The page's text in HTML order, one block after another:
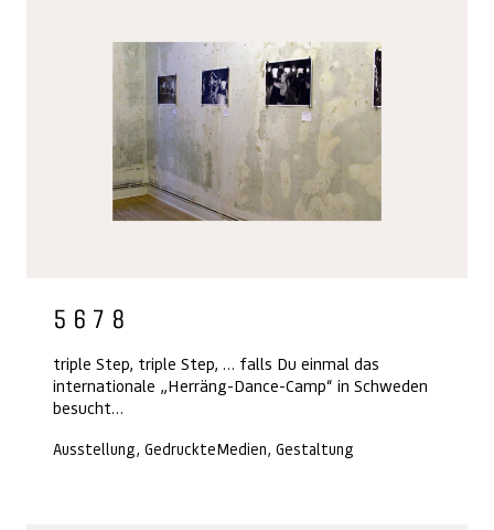
5 6 7 8
triple Step, triple Step, … falls Du einmal das
internationale „Herräng-Dance-Camp“ in Schweden
besucht…
Ausstellung, GedruckteMedien, Gestaltung